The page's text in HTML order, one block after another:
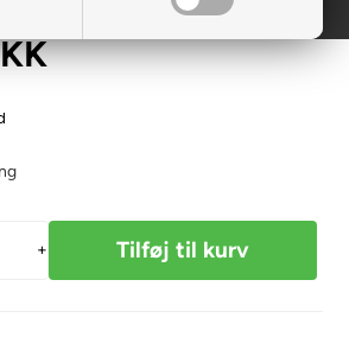
+